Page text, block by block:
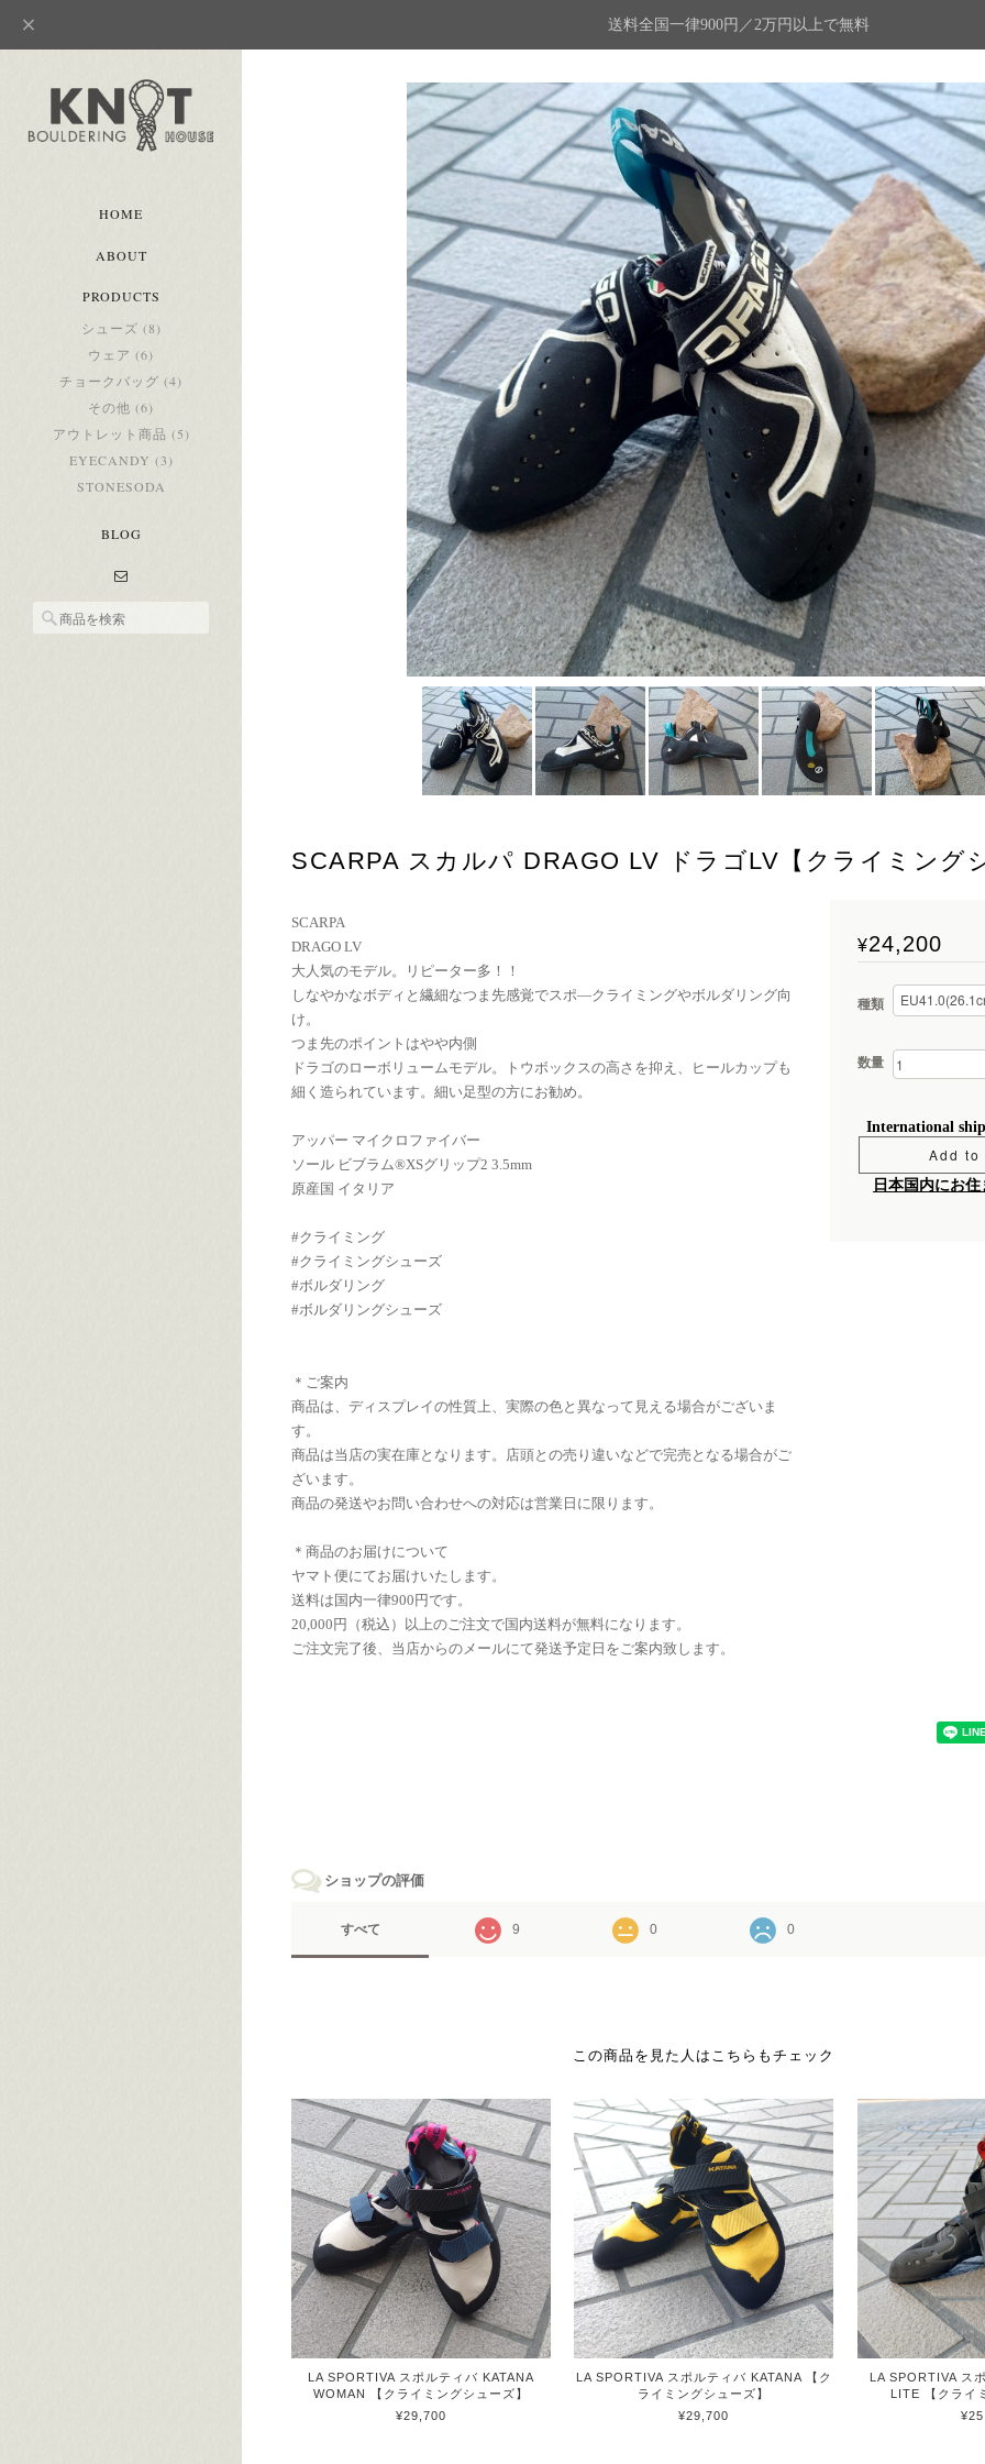
送料全国一律900円／2万円以上で無料
HOME
ABOUT
PRODUCTS
シューズ (8)
ウェア (6)
チョークバッグ (4)
その他 (6)
アウトレット商品 (5)
EYECANDY (3)
STONESODA
BLOG
SCARPA スカルパ DRAGO LV ドラゴLV【クライミング
SCARPA
DRAGO LV
大人気のモデル。リピーター多！！
しなやかなボディと繊細なつま先感覚でスポ―クライミングやボルダリング向
け。
つま先のポイントはやや内側
ドラゴのローボリュームモデル。トウボックスの高さを抑え、ヒールカップも
細く造られています。細い足型の方にお勧め。
アッパー マイクロファイバー
ソール ビブラム®XSグリップ2 3.5mm
原産国 イタリア
#クライミング
#クライミングシューズ
#ボルダリング
#ボルダリングシューズ
＊ご案内
商品は、ディスプレイの性質上、実際の色と異なって見える場合がございま
す。
商品は当店の実在庫となります。店頭との売り違いなどで完売となる場合がご
ざいます。
商品の発送やお問い合わせへの対応は営業日に限ります。
＊商品のお届けについて
ヤマト便にてお届けいたします。
送料は国内一律900円です。
20,000円（税込）以上のご注文で国内送料が無料になります。
ご注文完了後、当店からのメールにて発送予定日をご案内致します。
¥24,200
種類
数量
International
Add
日本国内にお
ショップの評価
すべて 9 0 0
この商品を見た人はこちらもチェック
LA SPORTIVA スポルティバ KATANA
WOMAN 【クライミングシューズ】
¥29,700
LA SPORTIVA スポルティバ KATANA 【ク
ライミングシューズ】
¥29,700
LA SPORTIVA ス
LITE 【クライ